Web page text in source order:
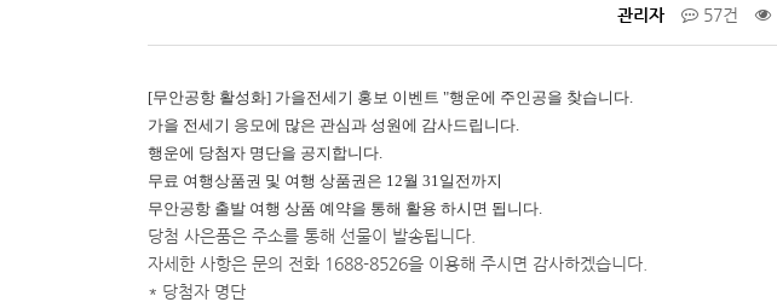
관리자 57건
[무안공항 활성화] 가을전세기 홍보 이벤트 "행운에 주인공을 찾습니다.
가을 전세기 응모에 많은 관심과 성원에 감사드립니다.
행운에 당첨자 명단을 공지합니다.
무료 여행상품권 및 여행 상품권은 12월 31일전까지
무안공항 출발 여행 상품 예약을 통해 활용 하시면 됩니다.
당첨 사은품은 주소를 통해 선물이 발송됩니다.
자세한 사항은 문의 전화 1688-8526을 이용해 주시면 감사하겠습니다.
* 당첨자 명단